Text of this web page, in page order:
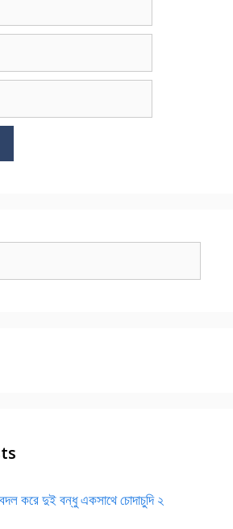
করে দুই বন্ধু একসাথে চোদাচুদি ২